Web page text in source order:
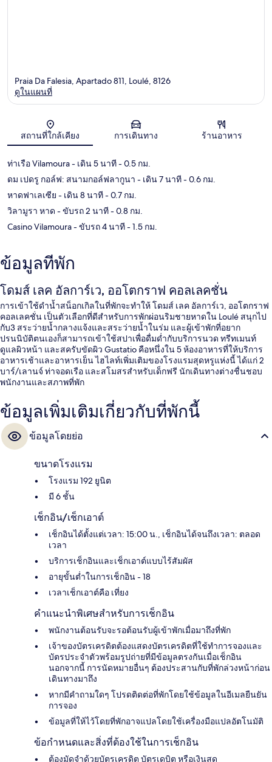
แผนที่
Praia Da Falesia, Apartado 811, Loulé, 8126
ดูในแผนที่
สถานที่ใกล้เคียง การเดินทาง ร้านอาหาร
ท่าเรือ Vilamoura- เดิน 5 นาที- 0.5 กม.
ดม เปดรู กอล์ฟ: สนามกอล์ฟลากูนา - เดิน 7 นาที- 0.6 กม.
หาดฟาเลเซีย - เดิน 8 นาที- 0.7 กม.
วิลามูรา หาด - ขับรถ 2 นาที- 0.8 กม.
Casino Vilamoura- ขับรถ 4 นาที- 1.5 กม.
ข้อมูลที่พัก
โดมส์ เลค อัลการ์เว, ออโตกราฟ คอลเลคชั่น
การเข้าใช้ดำน้ำสน็อกเกิลในที่พักจะทำให้ โดมส์ เลค อัลการ์เว, ออโตกราฟ
คอลเลคชั่น เป็นตัวเลือกที่ดีสำหรับการพักผ่อนริมชายหาดใน Loulé สนุกไป
กับ3 สระว่ายน้ำกลางแจ้งและสระว่ายน้ำในร่ม และผู้เข้าพักที่อยาก
ปรนนิบัติตนเองก็สามารถเข้าใช้สปาเพื่อดื่มด่ำกับบริการนวด ทรีทเมนท์
ดูแลผิวหน้า และสครับขัดผิว Gustatio คือหนึ่งใน 5 ห้องอาหารที่ให้บริการ
อาหารเช้าและอาหารเย็น ไฮไลท์เพิ่มเติมของโรงแรมสุดหรูแห่งนี้ ได้แก่ 2
บาร์/เลานจ์ ท่าจอดเรือ และสโมสรสำหรับเด็กฟรี นักเดินทางต่างชื่นชอบ
พนักงานและสภาพที่พัก
ข้อมูลเพิ่มเติมเกี่ยวกับที่พักนี้
ข้อมูลโดยย่อ
ขนาดโรงแรม
โรงแรม 192 ยูนิต
มี 6 ชั้น
เช็กอิน/เช็กเอาต์
เช็กอินได้ตั้งแต่เวลา: 15:00 น., เช็กอินได้จนถึงเวลา: ตลอด
เวลา
บริการเช็กอินและเช็กเอาต์แบบไร้สัมผัส
อายุขั้นต่ำในการเช็กอิน - 18
เวลาเช็กเอาต์คือ เที่ยง
คำแนะนำพิเศษสำหรับการเช็กอิน
พนักงานต้อนรับจะรอต้อนรับผู้เข้าพักเมื่อมาถึงที่พัก
เจ้าของบัตรเครดิตต้องแสดงบัตรเครดิตที่ใช้ทำกา​รจองและ
บัตรประจำตัวพร้อมรูปถ่ายที่มีข้อมูลตรงกันเมื่อเช็กอิ​น
นอกจากนี้ การนัดหมายอื่นๆ ต้องประสานกับที่พักล่วงหน้าก่อน
เดินทางมาถึง
หากมีคำถามใดๆ โปรดติดต่อที่พักโดยใช้ข้อมูลในอีเมลยืนยัน
การจอง
ข้อมูลที่ให้ไว้โดยที่พักอาจแปลโดยใช้เครื่องมือแปลอัตโนมัติ
ข้อกำหนดและสิ่งที่ต้องใช้ในการเช็กอิน
ต้องมัดจำด้วยบัตรเครดิต บัตรเดบิต หรือเงินสด